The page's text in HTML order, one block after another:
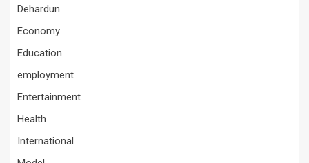
Dehardun
Economy
Education
employment
Entertainment
Health
International